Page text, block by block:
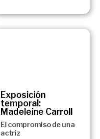
Exposición
temporal:
Madeleine Carroll
El compromiso de una
actriz